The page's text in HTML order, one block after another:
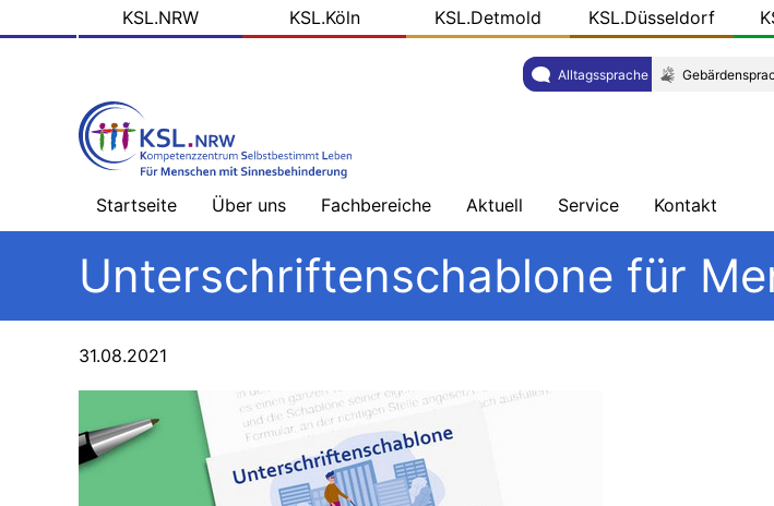
zum
KSLKSL.NRW KSL.Köln KSL.Detmold KSL.Düsseldorf
Alltagssprache
Startseite Über uns
Willkommen
Arbeitsfelder
Projektpartner
Fachbereiche
Sehbehinderung
–
Hörbehinderung
–
Schwerpunkt
Lautsprache
Aktuell
Nachrichten
-
Übersicht
Service
Schulungen
Kontakt
Unterschriftenschablone für
31.08.2021